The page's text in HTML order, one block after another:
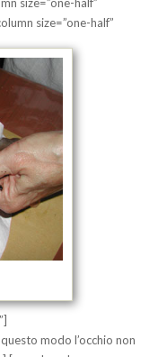
size=”one-half”
modo l’occhio non